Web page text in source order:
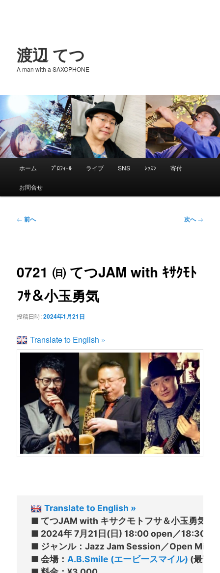
渡辺 てつ
A man with a SAXOPHONE
メ
イ
ン
ン
テ
ツ
移
動
ホーム ﾌﾟﾛﾌｨｰﾙ ライブ SNS ﾚｯｽﾝ 寄付
お問合せ
投
ゲ
シ
ン
← 前へ 次へ→
0721 ㈰ てつJAM with ｷｻｸﾓﾄ
ﾌｻ＆小玉勇気
投稿日時:2024年1月21日
Translate to English »
Translate to English »
■ てつJAM with キサクモトフサ＆小玉勇気
■ 2024年 7月21日(日) 18:00 open／18:30
■ ジャンル：Jazz Jam Session／Open Mic
■ 会場： A.B.Smile (エービースマイル) (最寄